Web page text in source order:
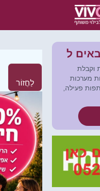
לַחֲזוֹר
וקבלת
מערכות
פעילה,